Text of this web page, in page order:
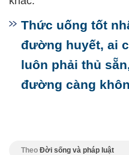
Thức uống tốt
đường huyết, ai
luôn phải thủ
đường càng
Theo Đời sống và pháp luật